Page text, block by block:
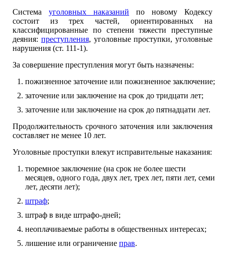
Система уголовных наказаний по новому Кодексу
состоит из трех частей, ориентированных на
классифицированные по степени тяжести преступные
деяния: преступления, уголовные проступки, уголовные
нарушения (ст. 111-1).
За совершение преступления могут быть назначены:
пожизненное заточение или пожизненное заключение;
заточение или заключение на срок до тридцати лет;
заточение или заключение на срок до пятнадцати лет.
Продолжительность срочного заточения или заключения
составляет не менее 10 лет.
Уголовные проступки влекут исправительные наказания:
тюремное заключение (на срок не более шести
месяцев, одного года, двух лет, трех лет, пяти лет, семи
лет, десяти лет);
штраф;
штраф в виде штрафо-дней;
неоплачиваемые работы в общественных интересах;
лишение или ограничение прав.